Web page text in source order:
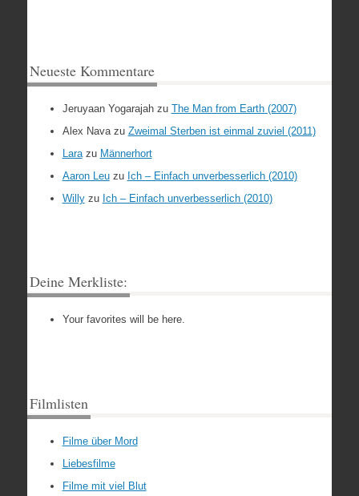
Neueste Kommentare
Jeruyaan Yogarajahzu The Man from Earth (2007)
Alex Navazu Zweimal Sterben ist einmal zuviel (2011)
Larazu Männerhort
Aaron Leuzu Ich – Einfach unverbesserlich (2010)
Willyzu Ich – Einfach unverbesserlich (2010)
Deine Merkliste:
Your favorites will be here.
Filmlisten
Filme über Mord
Liebesfilme
Filme mit viel Blut